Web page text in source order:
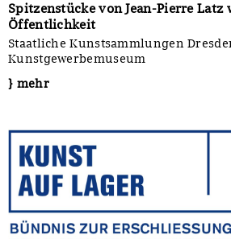
Spitzenstücke von Jean-Pierre
Öffentlichkeit
Staatliche Kunstsammlungen
Kunstgewerbemuseum
} mehr